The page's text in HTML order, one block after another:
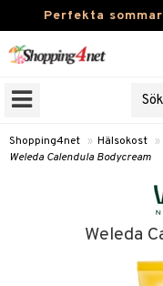
Perfekta
Skönhet
Kontaktlinser
Shopping4net » Hälsokost »
Weleda Calendula Bodycream
Weleda